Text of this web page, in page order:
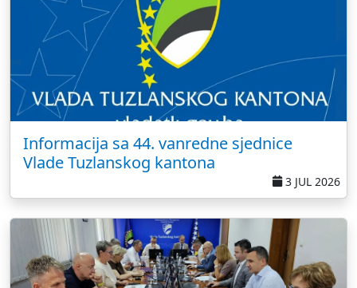
Informacija sa 44. vanredne sjednice
Vlade Tuzlanskog kantona
3 JUL 2026